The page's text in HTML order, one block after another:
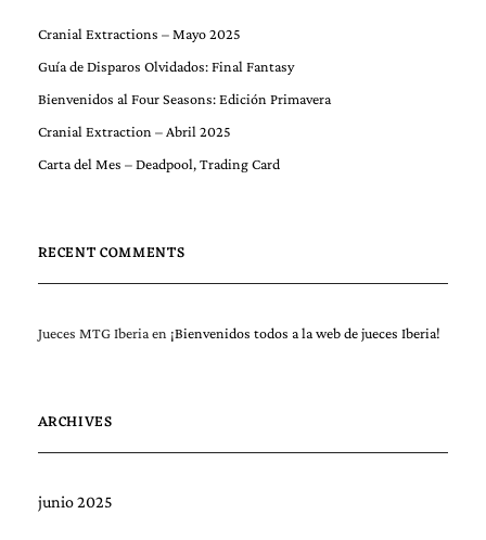
Cranial Extractions – Mayo 2025
Guía de Disparos Olvidados: Final Fantasy
Bienvenidos al Four Seasons: Edición Primavera
Cranial Extraction – Abril 2025
Carta del Mes – Deadpool, Trading Card
RECENT COMMENTS
Jueces MTG Iberiaen ¡Bienvenidos todos a la web de jueces Iberia!
ARCHIVES
junio 2025